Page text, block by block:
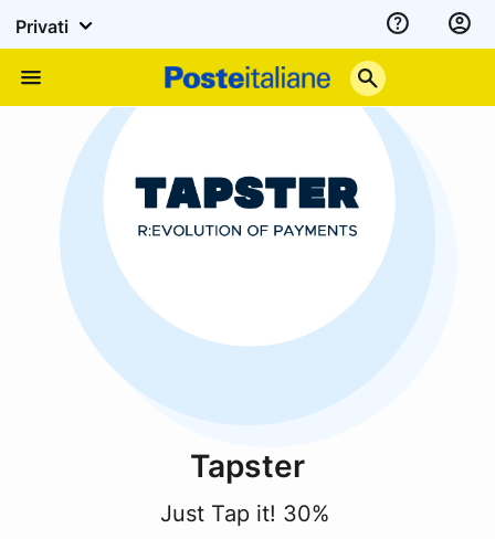
Privati
Assistenza
Italiane
Tapster
Just Tap it! 30%